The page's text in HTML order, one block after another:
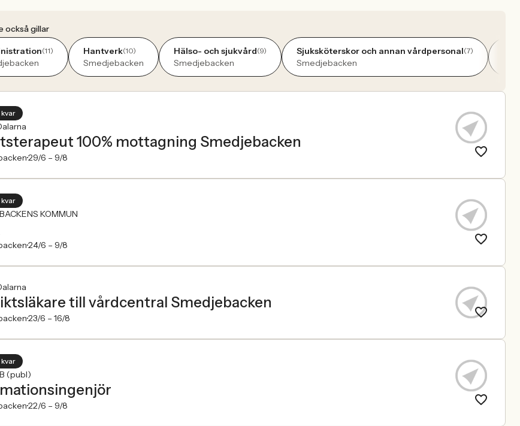
också gillar
(11) Hantverk(10)
Smedjebacken
Hälso- och sjukvård(9)
Smedjebacken
Sjuksköterskor och annan vårdpersonal(7)
Smedjebacken
100% mottagning Smedjebacken
29/6 – 9/8
KOMMUN
24/6 – 9/8
till vårdcentral Smedjebacken
23/6 – 16/8
(publ)
22/6 – 9/8